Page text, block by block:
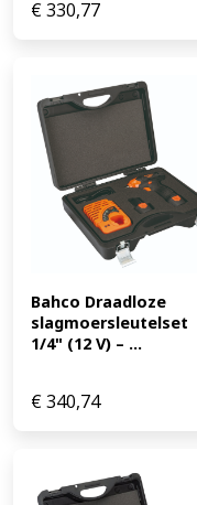
€330,77
Bahco Draadloze
slagmoersleutelset
1/4" (12 V) – ...
€340,74